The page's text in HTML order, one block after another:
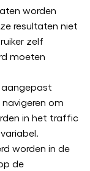
worden
resultaten niet
zelf
moeten
aangepast
om
in het traffic
worden in de
de